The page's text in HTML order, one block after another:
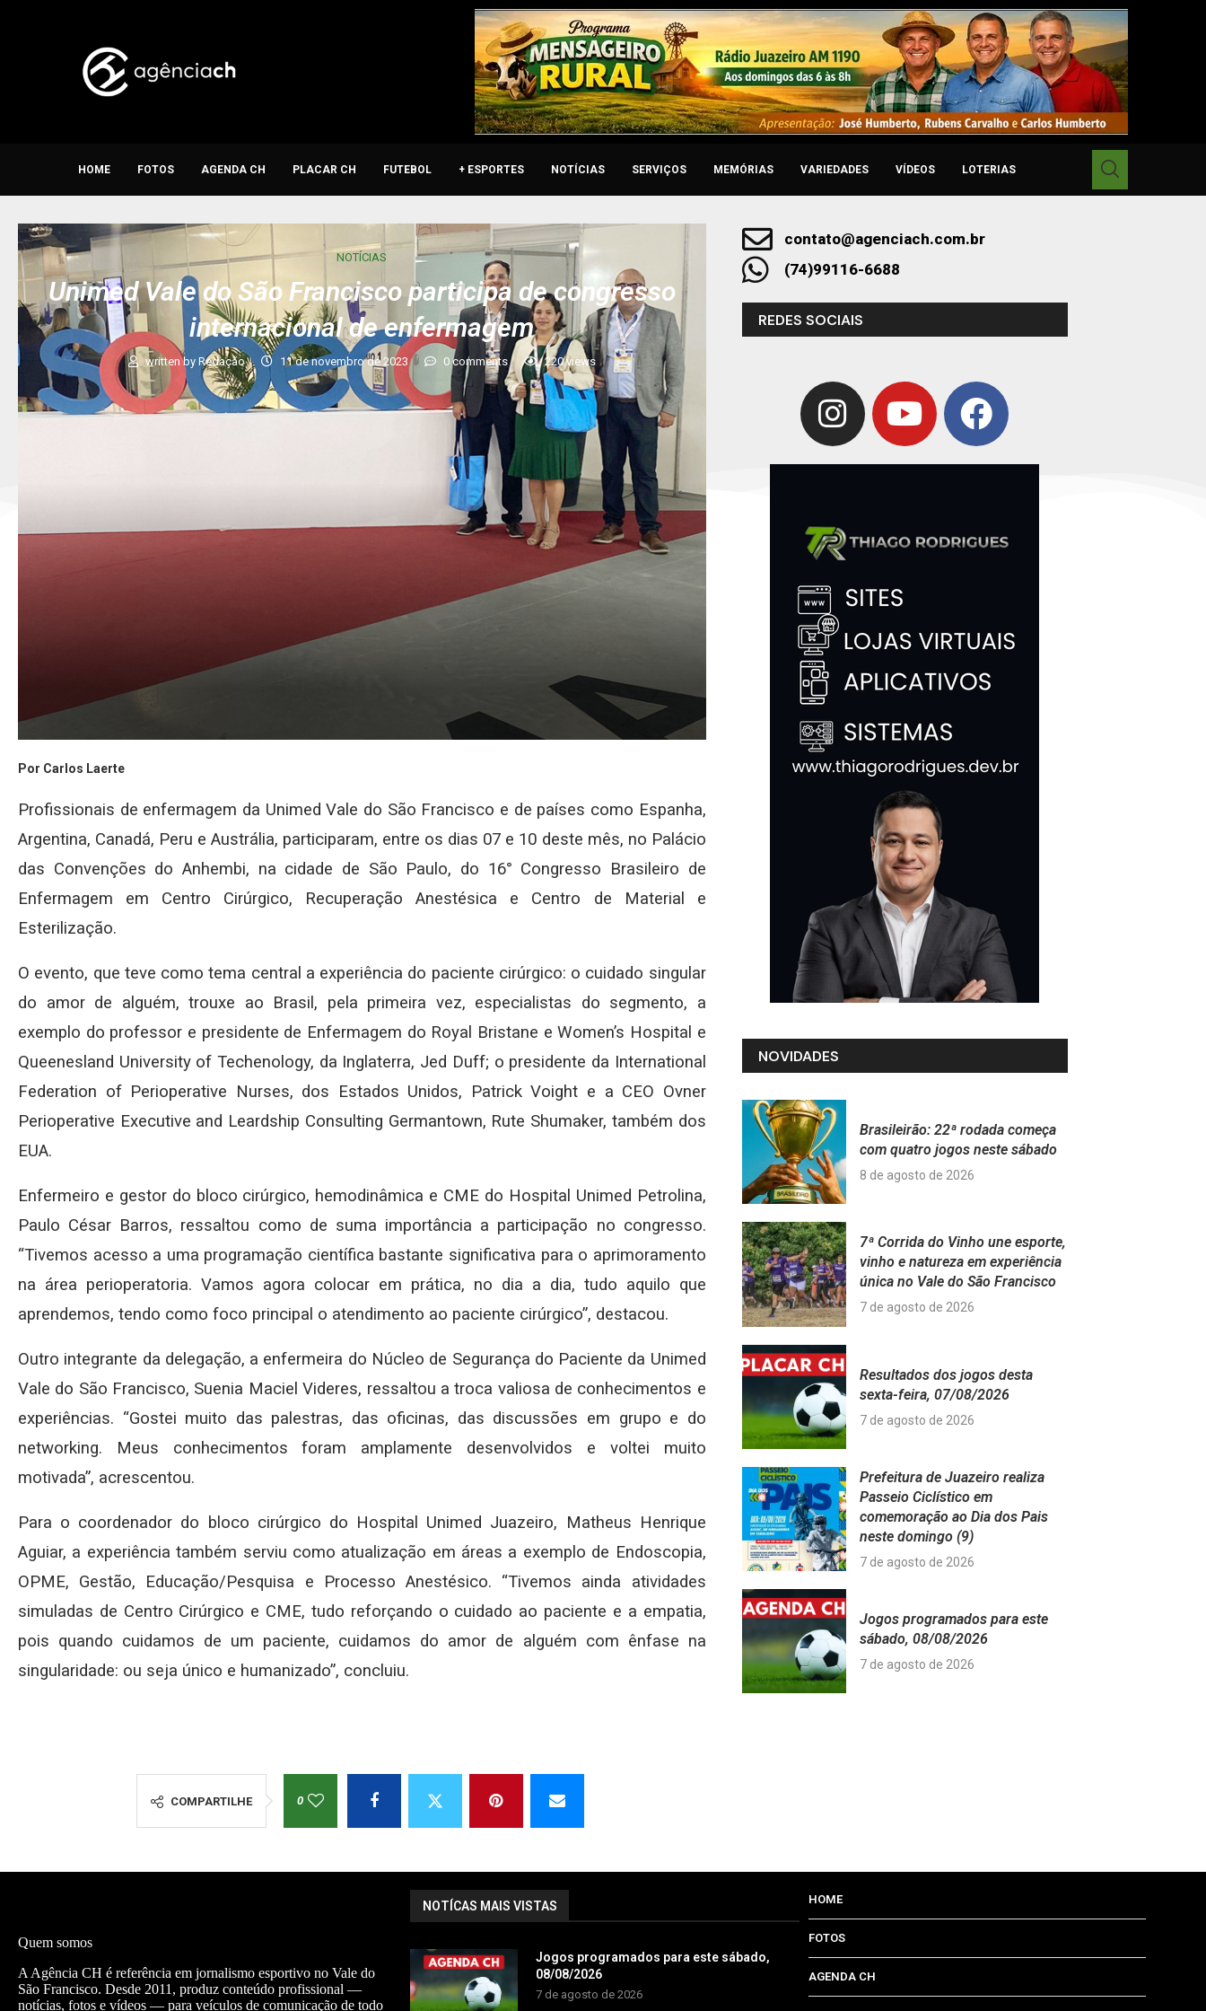
HOME FOTOS AGENDA CH PLACAR CH FUTEBOL + ESPORTES NOTÍCIAS SERVIÇOS MEMÓRIAS VARIEDADES VÍDEOS LOTERIAS
NOTÍCIAS
Unimed Vale do São Francisco participa de congresso
internacional de enfermagem
written by Redação 11 de novembro de 2023 0 comments 220views
Por Carlos Laerte
Profissionais de enfermagem da Unimed Vale do São Francisco e de países como Espanha,
Argentina, Canadá, Peru e Austrália, participaram, entre os dias 07 e 10 deste mês, no Palácio
das Convenções do Anhembi, na cidade de São Paulo, do 16° Congresso Brasileiro de
Enfermagem em Centro Cirúrgico, Recuperação Anestésica e Centro de Material e
Esterilização.
O evento, que teve como tema central a experiência do paciente cirúrgico: o cuidado singular
do amor de alguém, trouxe ao Brasil, pela primeira vez, especialistas do segmento, a
exemplo do professor e presidente de Enfermagem do Royal Bristane e Women’s Hospital e
Queenesland University of Techenology, da Inglaterra, Jed Duff; o presidente da International
Federation of Perioperative Nurses, dos Estados Unidos, Patrick Voight e a CEO Ovner
Perioperative Executive and Leardship Consulting Germantown, Rute Shumaker, também dos
EUA.
Enfermeiro e gestor do bloco cirúrgico, hemodinâmica e CME do Hospital Unimed Petrolina,
Paulo César Barros, ressaltou como de suma importância a participação no congresso.
“Tivemos acesso a uma programação científica bastante significativa para o aprimoramento
na área perioperatoria. Vamos agora colocar em prática, no dia a dia, tudo aquilo que
aprendemos, tendo como foco principal o atendimento ao paciente cirúrgico”, destacou.
Outro integrante da delegação, a enfermeira do Núcleo de Segurança do Paciente da Unimed
Vale do São Francisco, Suenia Maciel Videres, ressaltou a troca valiosa de conhecimentos e
experiências. “Gostei muito das palestras, das oficinas, das discussões em grupo e do
networking. Meus conhecimentos foram amplamente desenvolvidos e voltei muito
motivada”, acrescentou.
Para o coordenador do bloco cirúrgico do Hospital Unimed Juazeiro, Matheus Henrique
Aguiar, a experiência também serviu como atualização em áreas a exemplo de Endoscopia,
OPME, Gestão, Educação/Pesquisa e Processo Anestésico. “Tivemos ainda atividades
simuladas de Centro Cirúrgico e CME, tudo reforçando o cuidado ao paciente e a empatia,
pois quando cuidamos de um paciente, cuidamos do amor de alguém com ênfase na
singularidade: ou seja único e humanizado”, concluiu.
COMPARTILHE 0
contato@agenciach.com.br
(74)99116-6688
REDES SOCIAIS
NOVIDADES
Brasileirão: 22ª rodada começa
com quatro jogos neste sábado
8 de agosto de 2026
7ª Corrida do Vinho une esporte,
vinho e natureza em experiência
única no Vale do São Francisco
7 de agosto de 2026
Resultados dos jogos desta
sexta-feira, 07/08/2026
7 de agosto de 2026
Prefeitura de Juazeiro realiza
Passeio Ciclístico em
comemoração ao Dia dos Pais
neste domingo (9)
7 de agosto de 2026
Jogos programados para este
sábado, 08/08/2026
7 de agosto de 2026
Quem somos
A Agência CH é referência em jornalismo esportivo no Vale do
São Francisco. Desde 2011, produz conteúdo profissional —
notícias, fotos e vídeos — para veículos de comunicação de todo
NOTÍCAS MAIS VISTAS
Jogos programados para este sábado,
08/08/2026
7 de agosto de 2026
HOME
FOTOS
AGENDA CH